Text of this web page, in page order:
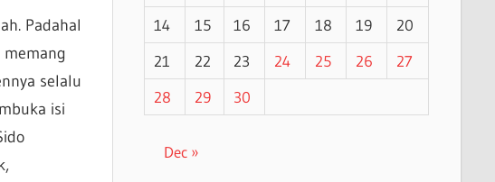
Padahal
selalu
isi
14
15 16 17 18 19
20
21
22 23 24 25 26
27
28
29 30
Dec »